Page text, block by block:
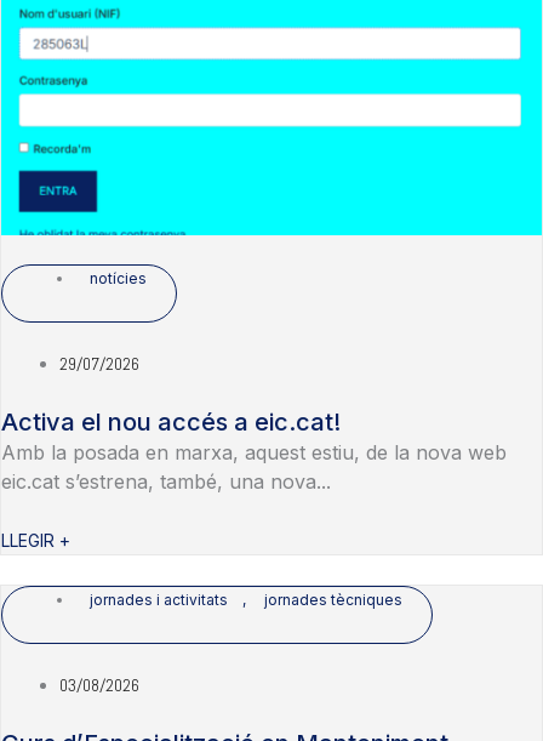
notícies
29/07/2026
Activa el nou accés a eic.cat!
Amb la posada en marxa, aquest estiu, de la nova web
eic.cat s’estrena, també, una nova...
LLEGIR +
jornades i activitats , jornades tècniques
03/08/2026